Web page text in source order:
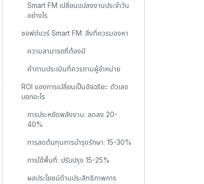
Smart FM เปลี่ยนแปลงงานประจำวัน
อย่างไร
ซอฟต์แวร์ Smart FM: สิ่งที่ควรมองหา
ความสามารถที่ต้องมี
คำถามประเมินที่ควรถามผู้จำหน่าย
ROI ของการเปลี่ยนเป็นอัจฉริยะ: ตัวเลข
บอกอะไร
การประหยัดพลังงาน: ลดลง 20-
40%
การลดต้นทุนการบำรุงรักษา: 15-30%
การใช้พื้นที่: ปรับปรุง 15-25%
ผลประโยชน์ด้านประสิทธิภาพการ